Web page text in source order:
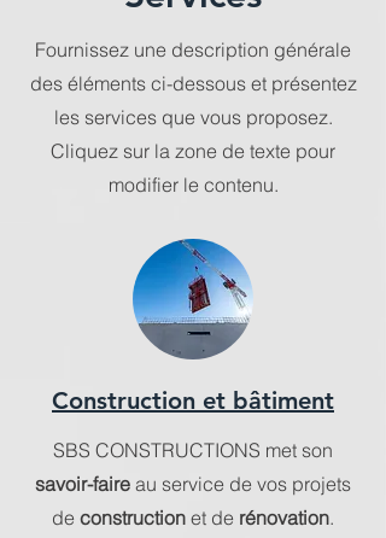
Fournissez une description générale
des éléments ci-dessous et présentez
les services que vous proposez.
Cliquez sur la zone de texte pour
modifier le contenu.
Construction et bâtiment
SBS CONSTRUCTIONS met son
savoir-faire au service de vos projets
de construction et de rénovation.